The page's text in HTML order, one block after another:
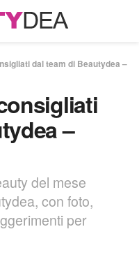
dal team di Beautydea –
–
del mese
con foto,
per